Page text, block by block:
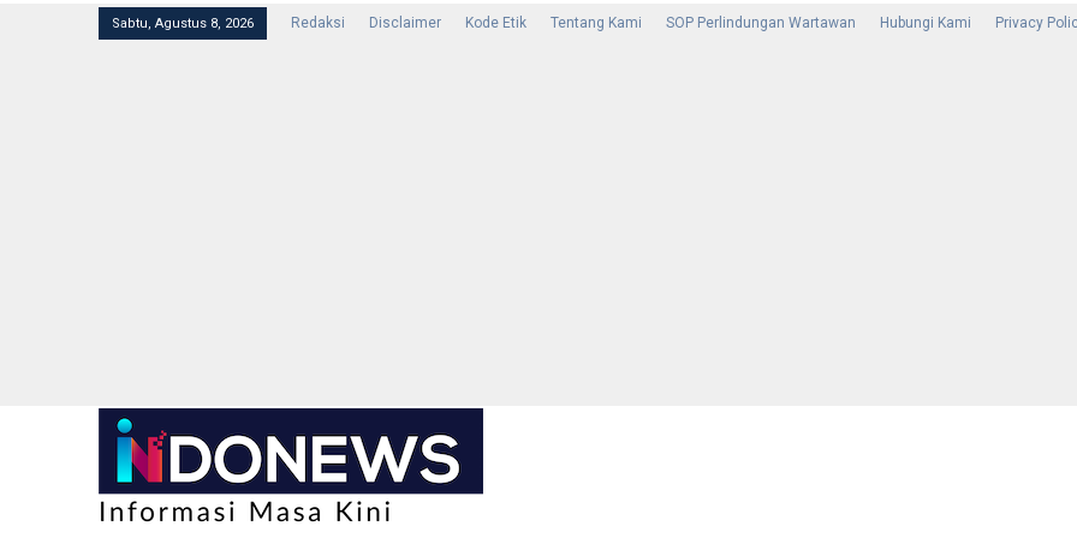
Sabtu, Agustus 8, 2026 Redaksi Disclaimer Kode Etik Tentang Kami SOP Perlindungan Wartawan Hubungi Kami Privacy